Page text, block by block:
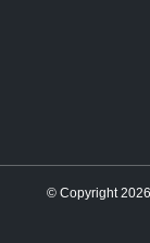
© Copyright 2026